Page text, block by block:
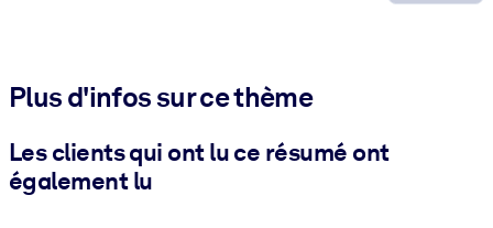
Plus d'infos sur ce thème
Les clients qui ont lu ce résumé ont
également lu